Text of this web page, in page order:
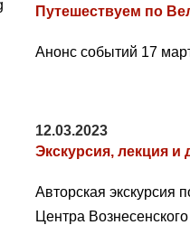
Путешествуем по
Анонс событий 17
12.03.2023
Экскурсия, лекция
Авторская экскурсия
Центра